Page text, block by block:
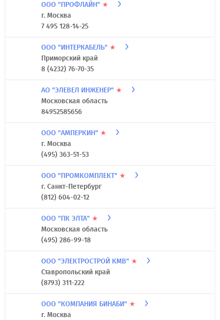
ООО "ПРОФЛАЙН" ★
г. Москва
7 495 128-14-25
ООО "ИНТЕРКАБЕЛЬ" ★
Приморский край
8 (4232) 76-70-35
АО "ЭЛЕВЕЛ ИНЖЕНЕР" ★
Московская область
84952585656
ООО "АМПЕРКИН" ★
г. Москва
(495) 363-51-53
ООО "ПРОМКОМПЛЕКТ" ★
г. Санкт-Петербург
(812) 604-02-12
ООО "ПК ЭЛТА" ★
Московская область
(495) 286-99-18
ООО "ЭЛЕКТРОСТРОЙ КМВ" ★
Ставропольский край
(8793) 311-222
ООО "КОМПАНИЯ БИНАБИ" ★
г. Москва